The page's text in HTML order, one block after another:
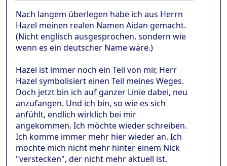
Nach langem überlegen habe ich aus Herrn
Hazel meinen realen Namen Aidan gemacht.
(Nicht englisch ausgesprochen, sondern wie
wenn es ein deutscher Name wäre.)
Hazel ist immer noch ein Teil von mir, Herr
Hazel symbolisiert einen Teil meines Weges.
Doch jetzt bin ich auf ganzer Linie dabei, neu
anzufangen. Und ich bin, so wie es sich
anfühlt, endlich wirklich bei mir
angekommen. Ich möchte wieder schreiben.
Ich komme immer mehr hier wieder an. Ich
möchte mich nicht mehr hinter einem Nick
"verstecken", der nicht mehr aktuell ist.